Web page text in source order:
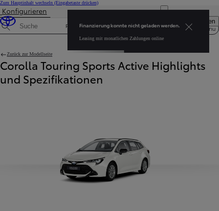
Zum Hauptinhalt wechseln (Eingabetaste drücken)
Privatkunden Firmenkunden
Menü öffnen
Finanzierung konnte nicht geladen werden. Leasing mit monatlichen Zahlungen online
Finanzierung konnte nicht geladen werden.
Leasing mit monatlichen Zahlungen online
Konfigurieren
Spezifikationen suchen Menu
Zurück zur Modellseite
Corolla Touring Sports Active Highlights
und Spezifikationen